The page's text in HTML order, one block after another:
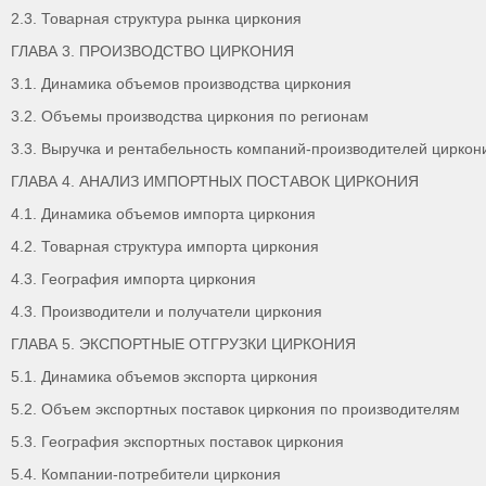
2.3. Товарная структура рынка циркония
ГЛАВА 3. ПРОИЗВОДСТВО ЦИРКОНИЯ
3.1. Динамика объемов производства циркония
3.2. Объемы производства циркония по регионам
3.3. Выручка и рентабельность компаний-производителей
ГЛАВА 4. АНАЛИЗ ИМПОРТНЫХ ПОСТАВОК ЦИРКОНИЯ
4.1. Динамика объемов импорта циркония
4.2. Товарная структура импорта циркония
4.3. География импорта циркония
4.3. Производители и получатели циркония
ГЛАВА 5. ЭКСПОРТНЫЕ ОТГРУЗКИ ЦИРКОНИЯ
5.1. Динамика объемов экспорта циркония
5.2. Объем экспортных поставок циркония по производителям
5.3. География экспортных поставок циркония
5.4. Компании-потребители циркония